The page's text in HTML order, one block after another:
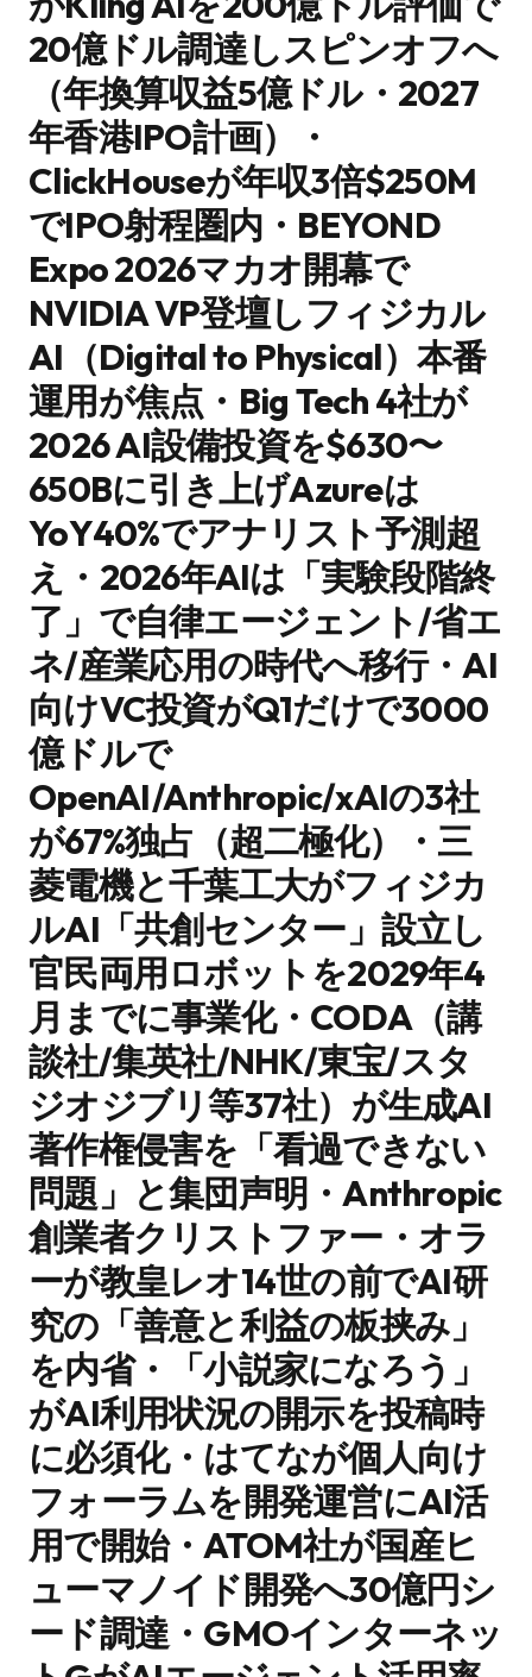
20億ドル調達しスピンオフへ
（年換算収益5億ドル・2027
年香港IPO計画）・
ClickHouseが年収3倍$250M
でIPO射程圏内・BEYOND
Expo 2026マカオ開幕で
NVIDIA VP登壇しフィジカル
AI（Digital to Physical）本番
運用が焦点・Big Tech 4社が
2026 AI設備投資を$630〜
650Bに引き上げAzureは
YoY40%でアナリスト予測超
え・2026年AIは「実験段階終
了」で自律エージェント/省エ
ネ/産業応用の時代へ移行・AI
向けVC投資がQ1だけで3000
億ドルで
OpenAI/Anthropic/xAIの3社
が67%独占（超二極化）・三
菱電機と千葉工大がフィジカ
ルAI「共創センター」設立し
官民両用ロボットを2029年4
月までに事業化・CODA（講
談社/集英社/NHK/東宝/スタ
ジオジブリ等37社）が生成AI
著作権侵害を「看過できない
問題」と集団声明・Anthropic
創業者クリストファー・オラ
ーが教皇レオ14世の前でAI研
究の「善意と利益の板挟み」
を内省・「小説家になろう」
がAI利用状況の開示を投稿時
に必須化・はてなが個人向け
フォーラムを開発運営にAI活
用で開始・ATOM社が国産ヒ
ューマノイド開発へ30億円シ
ード調達・GMOインターネッ